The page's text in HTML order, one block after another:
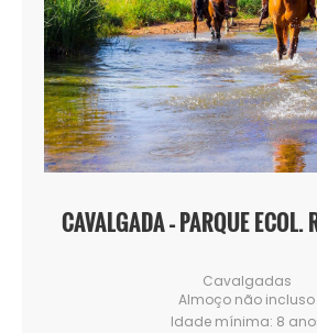
CAVALGADA – PARQUE ECOL.
Cavalgadas
Almoço não incluso
Idade mínima: 8